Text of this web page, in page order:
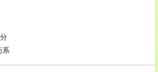
系